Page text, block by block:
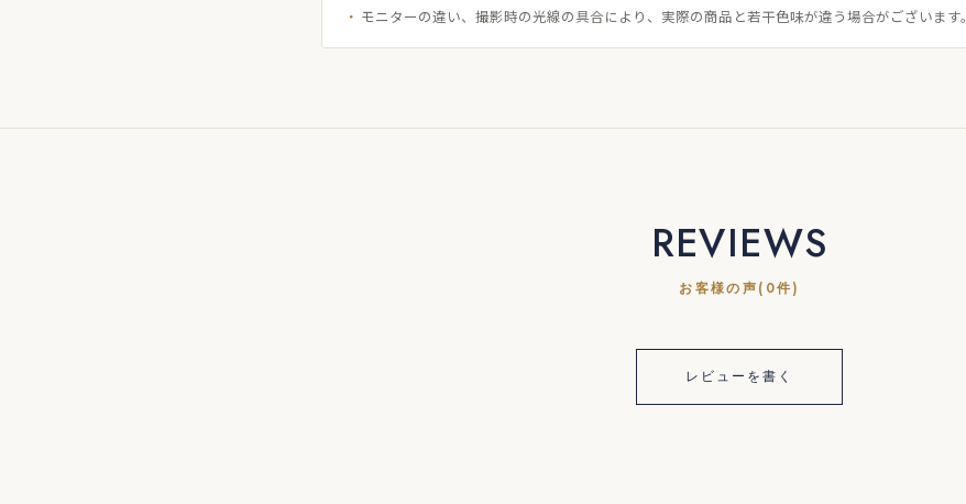
モニターの違い、撮影時の光線の具合により、実際の商品と若干色味が違う場合がございます。
REVIEWS
お客様の声(0件)
レビューを書く